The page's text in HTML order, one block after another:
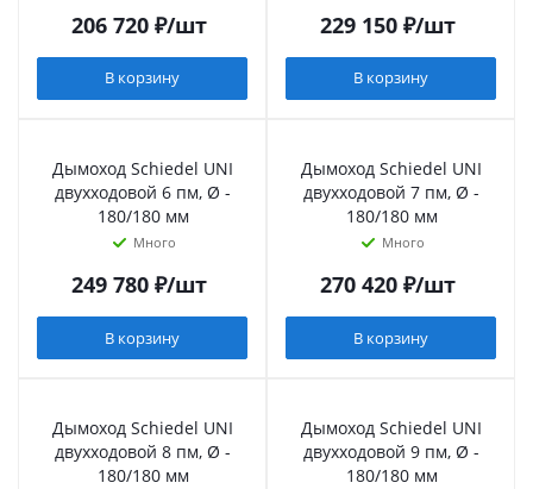
206 720₽/шт
В корзину
229 150₽/шт
В корзину
Дымоход Schiedel UNI
двухходовой 6 пм, Ø -
180/180 мм
Много
249 780₽/шт
В корзину
Дымоход Schiedel UNI
двухходовой 7 пм, Ø -
180/180 мм
Много
270 420₽/шт
В корзину
Дымоход Schiedel UNI
двухходовой 8 пм, Ø -
180/180 мм
Дымоход Schiedel UNI
двухходовой 9 пм, Ø -
180/180 мм